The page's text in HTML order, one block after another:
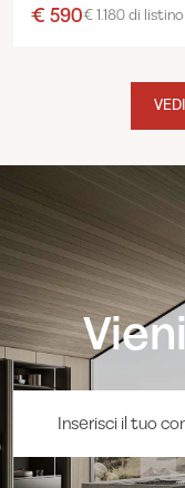
€ 590€ 1.180 di listino